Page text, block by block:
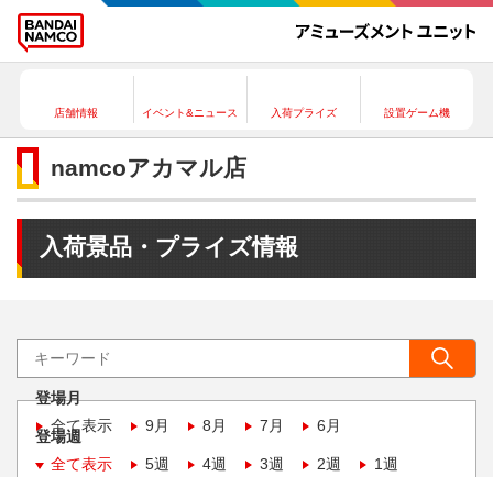
店舗情報 イベント&ニュース 入荷プライズ 設置ゲーム機
namcoアカマル店
入荷景品・プライズ情報
登場月
全て表示
9月 8月 7月 6月
登場週
全て表示
5週 4週 3週 2週 1週